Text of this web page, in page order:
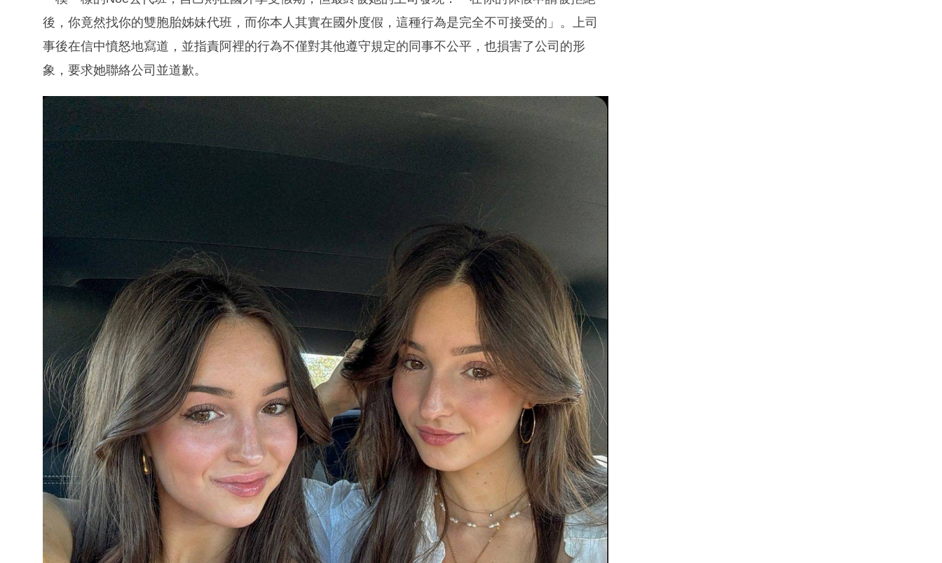
後，你竟然找你的雙胞胎姊妹代班，而你本人其實在國外度假，這種行為是完全不可接受的」。上司
事後在信中憤怒地寫道，並指責阿裡的行為不僅對其他遵守規定的同事不公平，也損害了公司的形
象，要求她聯絡公司並道歉。